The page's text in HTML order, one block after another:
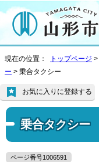
現在の位置： トップページ >
ー > 乗合タクシー
乗合タクシー
お気に入りに登録する
ページ番号1006591